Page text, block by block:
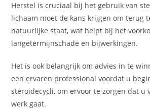
Herstel is cruciaal bij het gebruik van
lichaam moet de kans krijgen om terug
natuurlijke staat, wat helpt bij het
langetermijnschade en bijwerkingen.
Het is ook belangrijk om advies in te
een ervaren professional voordat u
steroïdecycli, om ervoor te zorgen dat u
werk gaat.